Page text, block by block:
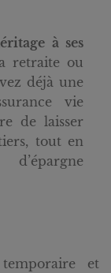
à ses
retraite ou
déjà une
vie
de laisser
tout en
et